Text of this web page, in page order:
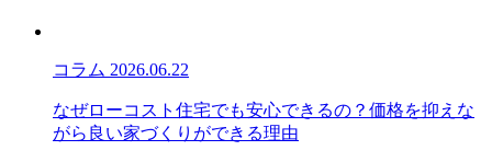
コラム 2026.06.22
なぜローコスト住宅でも安心できるの？価格を抑えな
がら良い家づくりができる理由